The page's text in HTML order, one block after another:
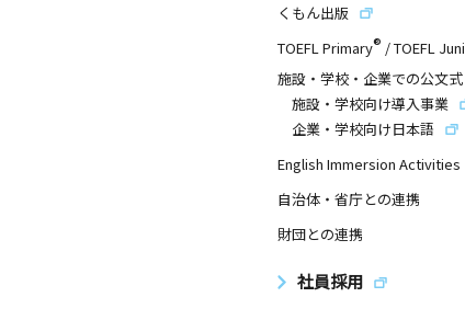
くもん出版
TOEFL Primary® /TOEFL
施設・学校・企業での公文式
施設・学校向け導入事業
企業・学校向け日本語
English Immersion Activities
自治体・省庁との連携
財団との連携
社員採用